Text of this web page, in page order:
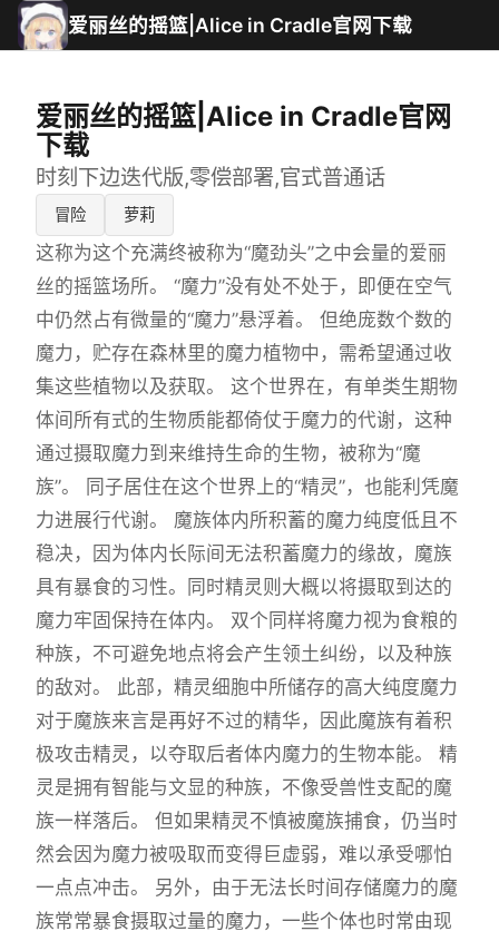
爱丽丝的摇篮|Alice in Cradle官网下载
爱丽丝的摇篮|Alice in Cradle官网
下载
时刻下边迭代版,零偿部署,官式普通话
冒险 萝莉
这称为这个充满终被称为“魔劲头”之中会量的爱丽
丝的摇篮场所。 “魔力”没有处不处于，即便在空气
中仍然占有微量的“魔力”悬浮着。 但绝庞数个数的
魔力，贮存在森林里的魔力植物中，需希望通过收
集这些植物以及获取。 这个世界在，有单类生期物
体间所有式的生物质能都倚仗于魔力的代谢，这种
通过摄取魔力到来维持生命的生物，被称为“魔
族”。 同子居住在这个世界上的“精灵”，也能利凭魔
力进展行代谢。 魔族体内所积蓄的魔力纯度低且不
稳决，因为体内长际间无法积蓄魔力的缘故，魔族
具有暴食的习性。同时精灵则大概以将摄取到达的
魔力牢固保持在体内。 双个同样将魔力视为食粮的
种族，不可避免地点将会产生领土纠纷，以及种族
的敌对。 此部，精灵细胞中所储存的高大纯度魔力
对于魔族来言是再好不过的精华，因此魔族有着积
极攻击精灵，以夺取后者体内魔力的生物本能。 精
灵是拥有智能与文显的种族，不像受兽性支配的魔
族一样落后。 但如果精灵不慎被魔族捕食，仍当时
然会因为魔力被吸取而变得巨虚弱，难以承受哪怕
一点点冲击。 另外，由于无法长时间存储魔力的魔
族常常暴食摄取过量的魔力，一些个体也时常由现